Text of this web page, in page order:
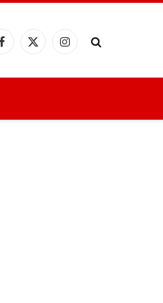
Facebook
X
Instagram